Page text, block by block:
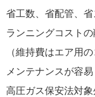
省工数、省配管、
ランニングコスト
（維持費はエア用
メンテナンスが容易
高圧ガス保安法対象